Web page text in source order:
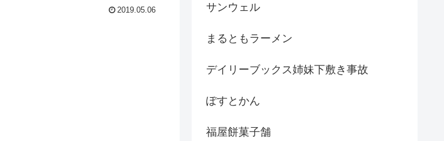
2019.05.06 サンウェル
まるともラーメン
デイリーブックス姉妹下敷き事故
ぽすとかん
福屋餅菓子舗